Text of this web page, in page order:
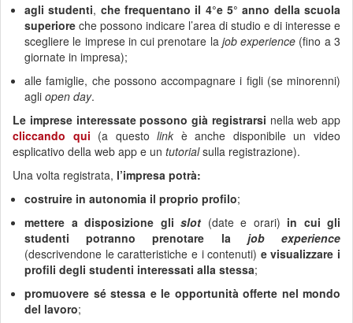
agli studenti, che frequentano il 4°e 5° anno della scuola
superiore che possono indicare l’area di studio e di interesse e
scegliere le imprese in cui prenotare la job experience (fino a 3
giornate in impresa);
alle famiglie, che possono accompagnare i figli (se minorenni)
agli open day.
Le imprese interessate possono già registrarsi nella web app
cliccando qui (a questolink è anche disponibile un video
esplicativo della web app e un tutorialsulla registrazione).
Una volta registrata, l’impresa potrà:
costruire in autonomia il proprio profilo;
mettere a disposizione gli slot (date e orari) in cui gli
studenti potranno prenotare la job experience
(descrivendone le caratteristiche e i contenuti) e visualizzare i
profili degli studenti interessati alla stessa;
promuovere sé stessa e le opportunità offerte nel mondo
del lavoro;